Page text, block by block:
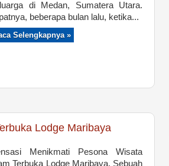
di Medan, Sumatera Utara.
beberapa bulan lalu, ketika...
Selengkapnya »
Lodge Maribaya
Menikmati Pesona Wisata
Terbuka Lodge Maribaya. Sebuah